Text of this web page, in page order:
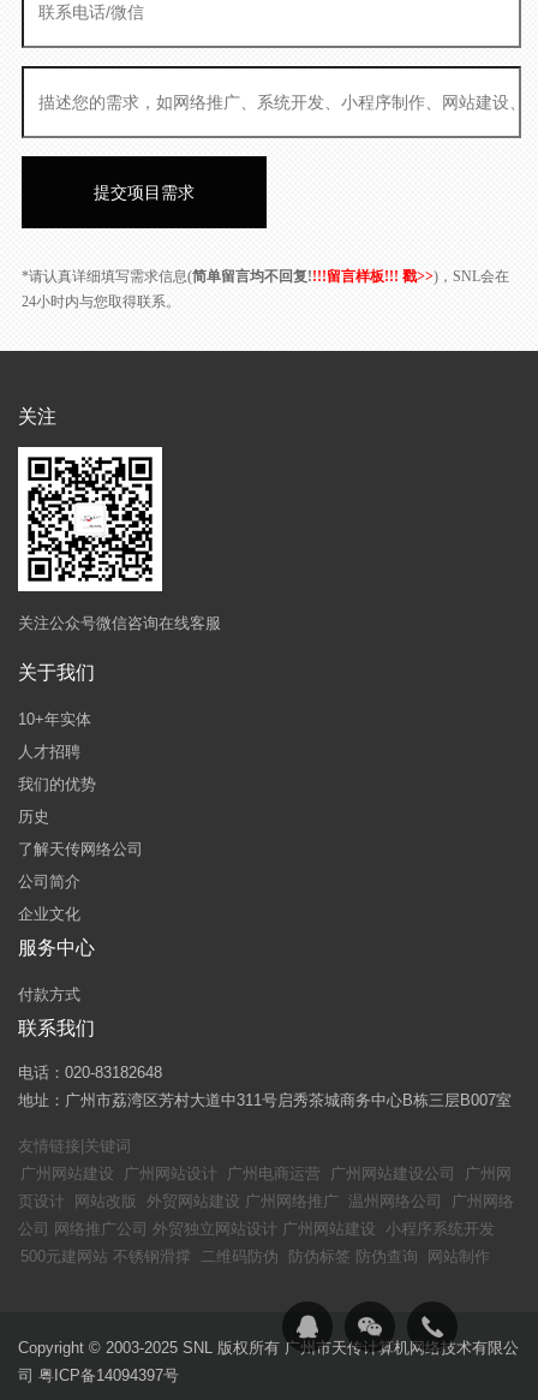
*请认真详细填写需求信息(简单留言均不回复!!!!留言样板!!! 戳>>)，SNL会在
24小时内与您取得联系。
关注
关注公众号微信咨询在线客服
关于我们
10+年实体
人才招聘
我们的优势
历史
了解天传网络公司
公司简介
企业文化
服务中心
付款方式
联系我们
电话：020-83182648
地址：广州市荔湾区芳村大道中311号启秀茶城商务中心B栋三层B007室
友情链接|关键词
广州网站建设
广州网站设计 广州电商运营 广州网站建设公司
广州网
页设计
网站改版 外贸网站建设 广州网络推广 温州网络公司
广州网络
公司 网络推广公司 外贸独立网站设计 广州网站建设 小程序系统开发
500元建网站 不锈钢滑撑 二维码防伪 防伪标签 防伪查询 网站制作
Copyright © 2003-2025 SNL 版权所有 广州市天传计算机网络技术有限公
司 粤ICP备14094397号